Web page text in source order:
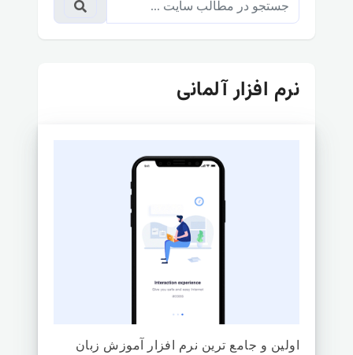
نرم افزار آلمانی
اولین و جامع ترین نرم افزار آموزش زبان